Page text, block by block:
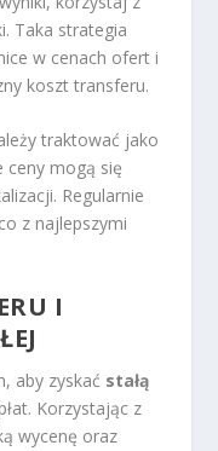
Taka strategia
w cenach ofert i
koszt transferu.
traktować jako
ceny mogą się
Regularnie
z najlepszymi
I
aby zyskać stałą
Korzystając z
wycenę oraz